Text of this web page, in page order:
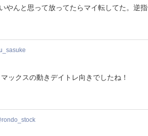
やんと思って放ってたらマイ転してた。逆
ックスの動きデイトレ向きでしたね！
rondo_stock